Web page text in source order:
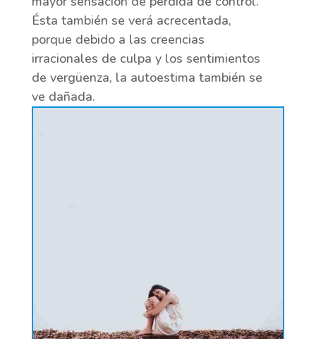
Ésta también se verá acrecentada,
porque debido a las creencias
irracionales de culpa y los sentimientos
de vergüenza, la autoestima también se
ve dañada.